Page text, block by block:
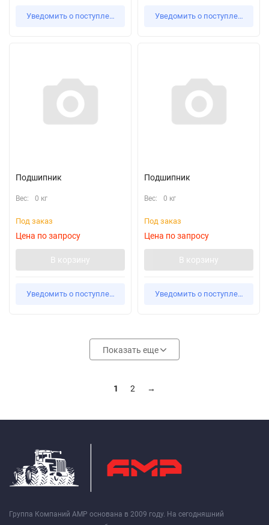
Уведомить о поступлении Уведомить о поступлении
Подшипник
Вес: 0 кг
Под заказ
Цена по запросу
В корзину
Уведомить о поступлении
Подшипник
Вес: 0 кг
Под заказ
Цена по запросу
В корзину
Уведомить о поступлении
Показать еще
1 2 →
Группа Компаний АМР основана в 2009 году. На сегодняшний